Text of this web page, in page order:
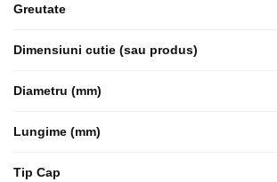
Greutate
Dimensiuni cutie (sau produs)
Diametru (mm)
Lungime (mm)
Tip Cap